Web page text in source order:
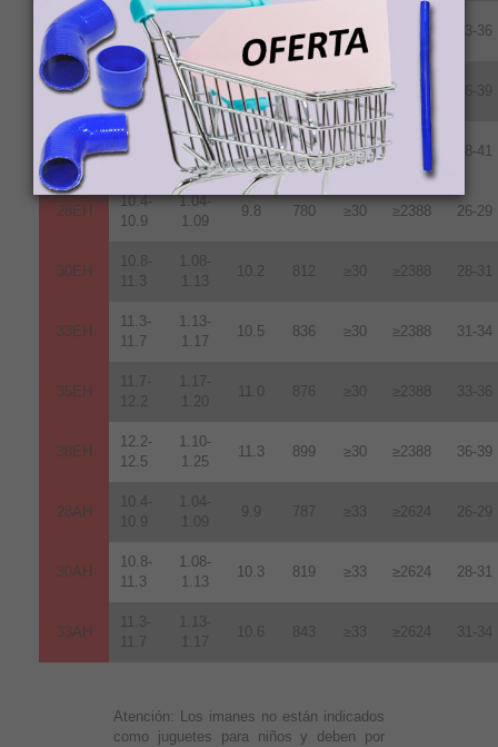
35UH
11.8-
12.2
1.22
860 ≥25 ≥1990 33-36
38UH
12.2-
12.5
1.22-
1.25
11.0 876 ≥25 ≥1990 36-39
40UH
12.5-
12.8
1.24-
1.28
11.3 899 ≥25 ≥1990 38-41
28EH
10.4-
10.9
1.04-
1.09
9.8 780 ≥30 ≥2388 26-29
30EH
10.8-
11.3
1.08-
1.13
10.2 812 ≥30 ≥2388 28-31
33EH
11.3-
11.7
1.13-
1.17
10.5 836 ≥30 ≥2388 31-34
35EH
11.7-
12.2
1.17-
1.20
11.0 876 ≥30 ≥2388 33-36
38EH
12.2-
12.5
1.10-
1.25
11.3 899 ≥30 ≥2388 36-39
28AH
10.4-
10.9
1.04-
1.09
9.9 787 ≥33 ≥2624 26-29
30AH
10.8-
11.3
1.08-
1.13
10.3 819 ≥33 ≥2624 28-31
33AH
11.3-
11.7
1.13-
1.17
10.6 843 ≥33 ≥2624 31-34
Atención: Los imanes no están indicados
como juguetes para niños y deben por